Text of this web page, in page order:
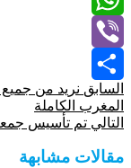
WhatsApp
Viber
Share
السابق ‏نريد من
المغرب الكاملة
التالي تم تأسيس جمعية
مقالات مشابهة